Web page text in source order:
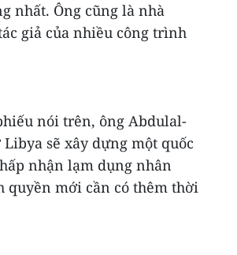
nhất. Ông cũng là nhà
giả của nhiều công trình
nói trên, ông Abdulal-
sẽ xây dựng một quốc
nhận lạm dụng nhân
quyền mới cần có thêm thời